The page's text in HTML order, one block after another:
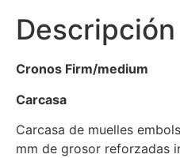
Descripción
Cronos Firm/medium
Carcasa
Carcasa de muelles
mm de grosor reforzadas